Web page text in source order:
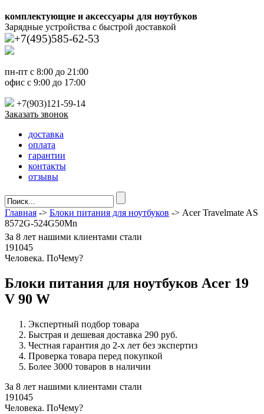
комплектующие и аксессуары для ноутбуков
Зарядные устройства с быстрой доставкой
+7(495)585-62-53
пн-пт с 8:00 до 21:00
офис с 9:00 до 17:00
+7(903)121-59-14
Заказать звонок
доставка
оплата
гарантии
контакты
отзывы
Главная -> Блоки питания для ноутбуков -> Acer Travelmate AS
8572G-524G50Mn
За 8 лет нашими клиентами стали
191045
Человека. ПоЧему?
Блоки питания для ноутбуков Acer 19
V 90 W
Экспертный подбор товара
Быстрая и дешевая доставка 290 руб.
Честная гарантия до 2-х лет без экспертиз
Проверка товара перед покупкой
Более 3000 товаров в наличии
За 8 лет нашими клиентами стали
191045
Человека. ПоЧему?